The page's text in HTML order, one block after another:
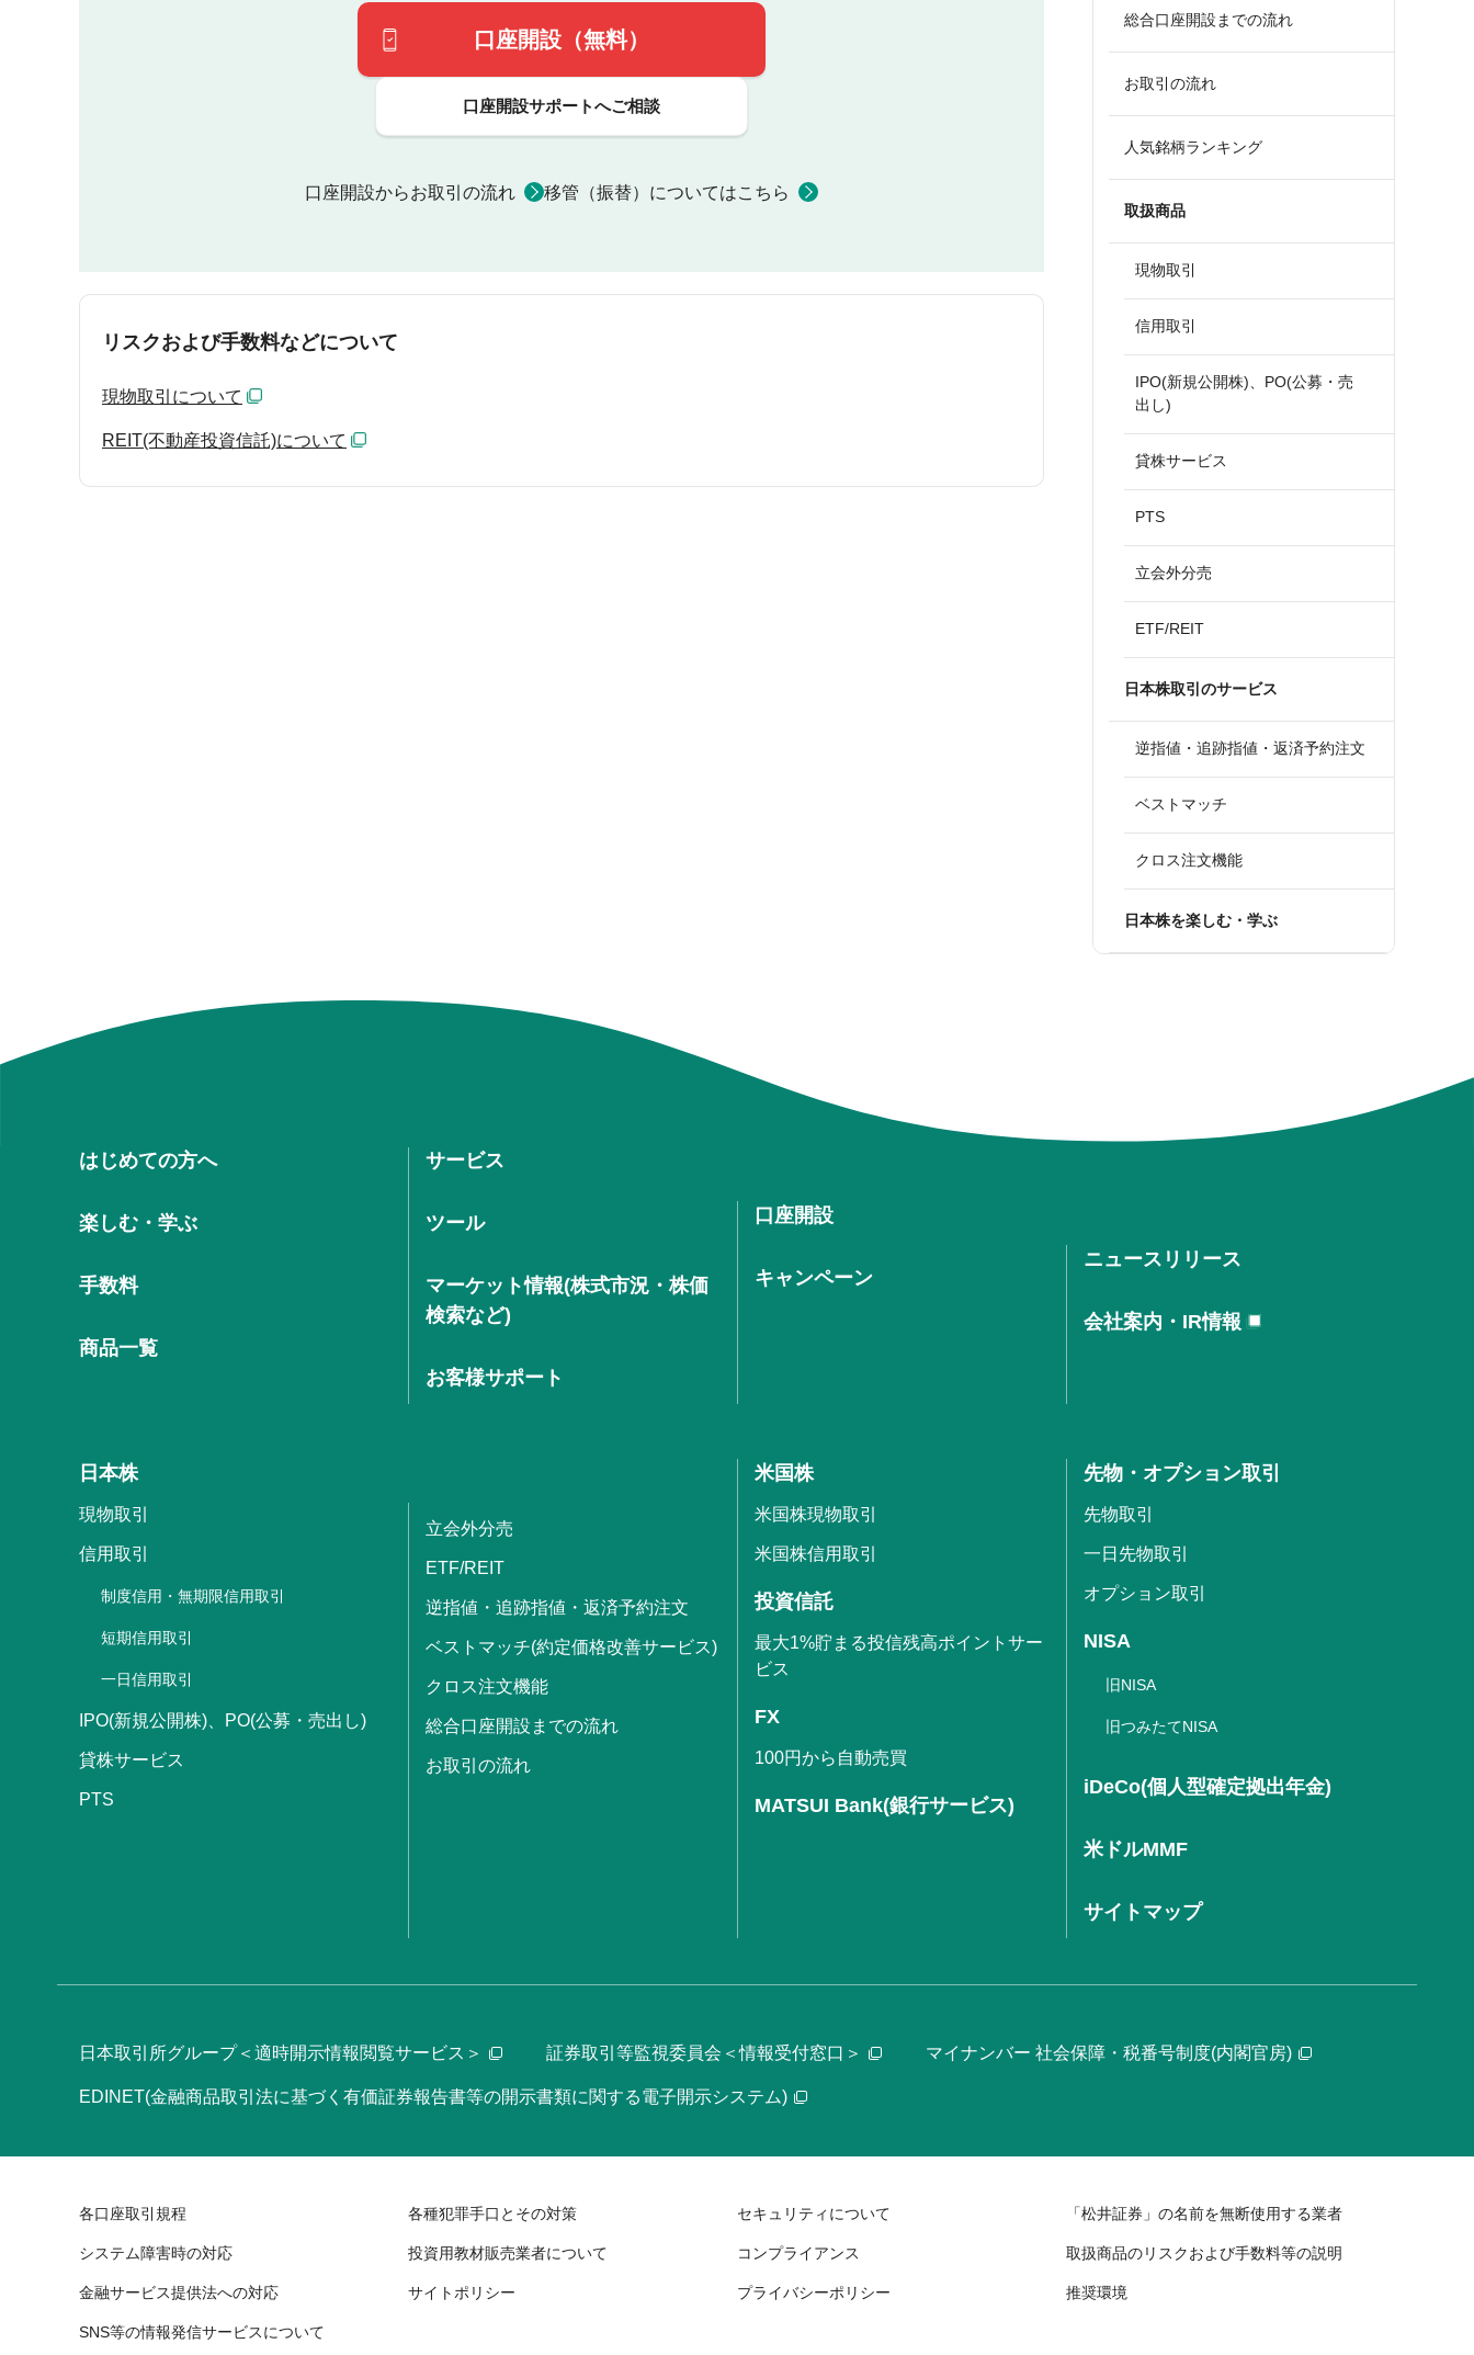
口座開設（無料）
口座開設サポートへご相談
口座開設からお取引の流れ 移管（振替）についてはこちら
リスクおよび手数料などについて
現物取引について
REIT(不動産投資信託)について
総合口座開設までの流れ
お取引の流れ
人気銘柄ランキング
取扱商品
現物取引
信用取引
IPO(新規公開株)、PO(公募・売
出し)
貸株サービス
PTS
立会外分売
ETF/REIT
日本株取引のサービス
逆指値・追跡指値・返済予約注文
ベストマッチ
クロス注文機能
日本株を楽しむ・学ぶ
はじめての方へ
楽しむ・学ぶ
手数料
商品一覧
サービス
ツール
マーケット情報(株式市況・株価
検索など)
お客様サポート
口座開設
キャンペーン
ニュースリリース
会社案内・IR情報
日本株
現物取引
信用取引
制度信用・無期限信用取引
短期信用取引
一日信用取引
IPO(新規公開株)、PO(公募・売出し)
貸株サービス
PTS
立会外分売
ETF/REIT
逆指値・追跡指値・返済予約注文
ベストマッチ(約定価格改善サービス)
クロス注文機能
総合口座開設までの流れ
お取引の流れ
米国株
米国株現物取引
米国株信用取引
投資信託
最大1%貯まる投信残高ポイントサー
ビス
FX
100円から自動売買
MATSUI Bank(銀行サービス)
先物・オプション取引
先物取引
一日先物取引
オプション取引
NISA
旧NISA
旧つみたてNISA
iDeCo(個人型確定拠出年金)
米ドルMMF
サイトマップ
日本取引所グループ＜適時開示情報閲覧サービス＞ 証券取引等監視委員会＜情報受付窓口＞ マイナンバー 社会保障・税番号制度(内閣官房)
EDINET(金融商品取引法に基づく有価証券報告書等の開示書類に関する電子開示システム)
各口座取引規程 各種犯罪手口とその対策 セキュリティについて 「松井証券」の名前を無断使用する業者
システム障害時の対応 投資用教材販売業者について コンプライアンス 取扱商品のリスクおよび手数料等の説明
金融サービス提供法への対応 サイトポリシー プライバシーポリシー 推奨環境
SNS等の情報発信サービスについて